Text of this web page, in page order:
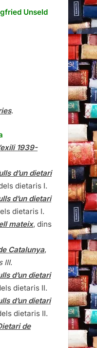
Unseld
.
1939-
d’un dietari
dietaris I.
d’un dietari
dietaris I.
mateix, dins
Catalunya,
III.
d’un dietari
dietaris II.
d’un dietari
dietaris II.
de